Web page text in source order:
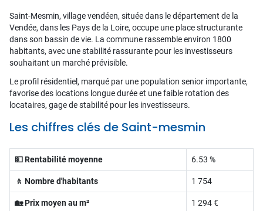
Saint-Mesmin, village vendéen, située dans le département de la
Vendée, dans les Pays de la Loire, occupe une place structurante
dans son bassin de vie. La commune rassemble environ 1800
habitants, avec une stabilité rassurante pour les investisseurs
souhaitant un marché prévisible.
Le profil résidentiel, marqué par une population senior importante,
favorise des locations longue durée et une faible rotation des
locataires, gage de stabilité pour les investisseurs.
Les chiffres clés de Saint-mesmin
💵 Rentabilité moyenne 6.53 %
🚶 Nombre d'habitants 1 754
🏡 Prix moyen au m² 1 294 €